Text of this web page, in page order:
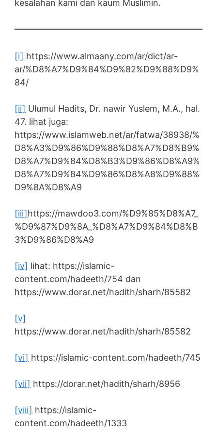
kesalahan kami dan kaum Muslimin.
[i] https://www.almaany.com/ar/dict/ar-
ar/%D8%A7%D9%84%D9%82%D9%88%D9%
84/
[ii] Ulumul Hadits, Dr. nawir Yuslem, M.A., hal.
47. lihat juga:
https://www.islamweb.net/ar/fatwa/38938/%
D8%A3%D9%86%D9%88%D8%A7%D8%B9%
D8%A7%D9%84%D8%B3%D9%86%D8%A9%
D8%A7%D9%84%D9%86%D8%A8%D9%88%
D9%8A%D8%A9
[iii]https://mawdoo3.com/%D9%85%D8%A7_
%D9%87%D9%8A_%D8%A7%D9%84%D8%B
3%D9%86%D8%A9
[iv] lihat: https://islamic-
content.com/hadeeth/754 dan
https://www.dorar.net/hadith/sharh/85582
[v]
https://www.dorar.net/hadith/sharh/85582
[vi] https://islamic-content.com/hadeeth/745
[vii] https://dorar.net/hadith/sharh/8956
[viii] https://islamic-
content.com/hadeeth/1333